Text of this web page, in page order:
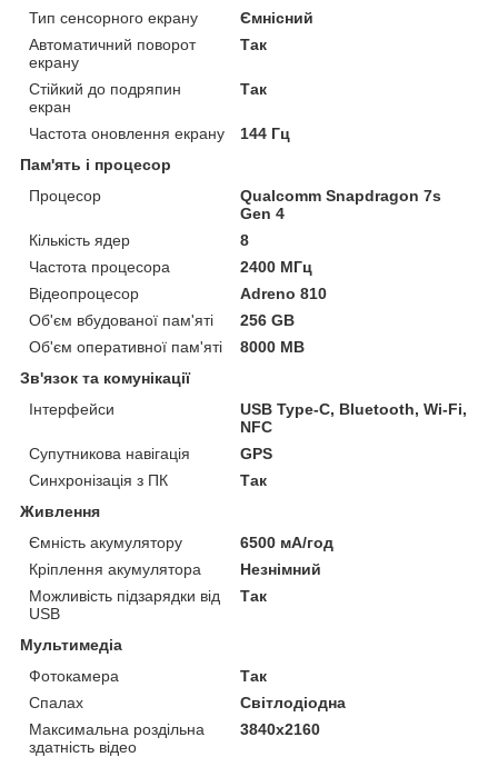
Тип сенсорного екрану
Ємнісний
Автоматичний поворот
екрану
Так
Стійкий до подряпин
екран
Так
Частота оновлення екрану
144 Гц
Пам'ять і процесор
Процесор
Qualcomm Snapdragon 7s
Gen 4
Кількість ядер
8
Частота процесора
2400 МГц
Відеопроцесор
Adreno 810
Об'єм вбудованої пам'яті
256 GB
Об'єм оперативної пам'яті
8000 MB
Зв'язок та комунікації
Інтерфейси
USB Type-C, Bluetooth, Wi-Fi,
NFC
Супутникова навігація
GPS
Синхронізація з ПК
Так
Живлення
Ємність акумулятору
6500 мА/год
Кріплення акумулятора
Незнімний
Можливість підзарядки від
USB
Так
Мультимедіа
Фотокамера
Так
Спалах
Світлодіодна
Максимальна роздільна
здатність відео
3840x2160